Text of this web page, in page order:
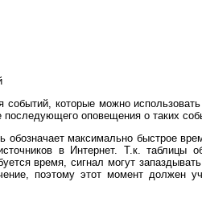
событий, которые можно
оповещения о таких
обозначает максимально быстрое
в Интернет. Т.к. таблицы
время, сигнал могут
поэтому этот момент должен